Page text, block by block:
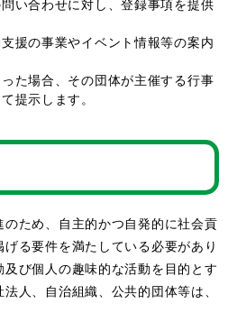
い合わせに対し、登録事項を提供
援の事業やイベント情報等の案内
た場合、その団体が主催する行事
提示します。
ため、自主的かつ自発的に社会貢
る要件を満たしている必要があり
及び個人の趣味的な活動を目的とす
人、自治組織、公共的団体等は、